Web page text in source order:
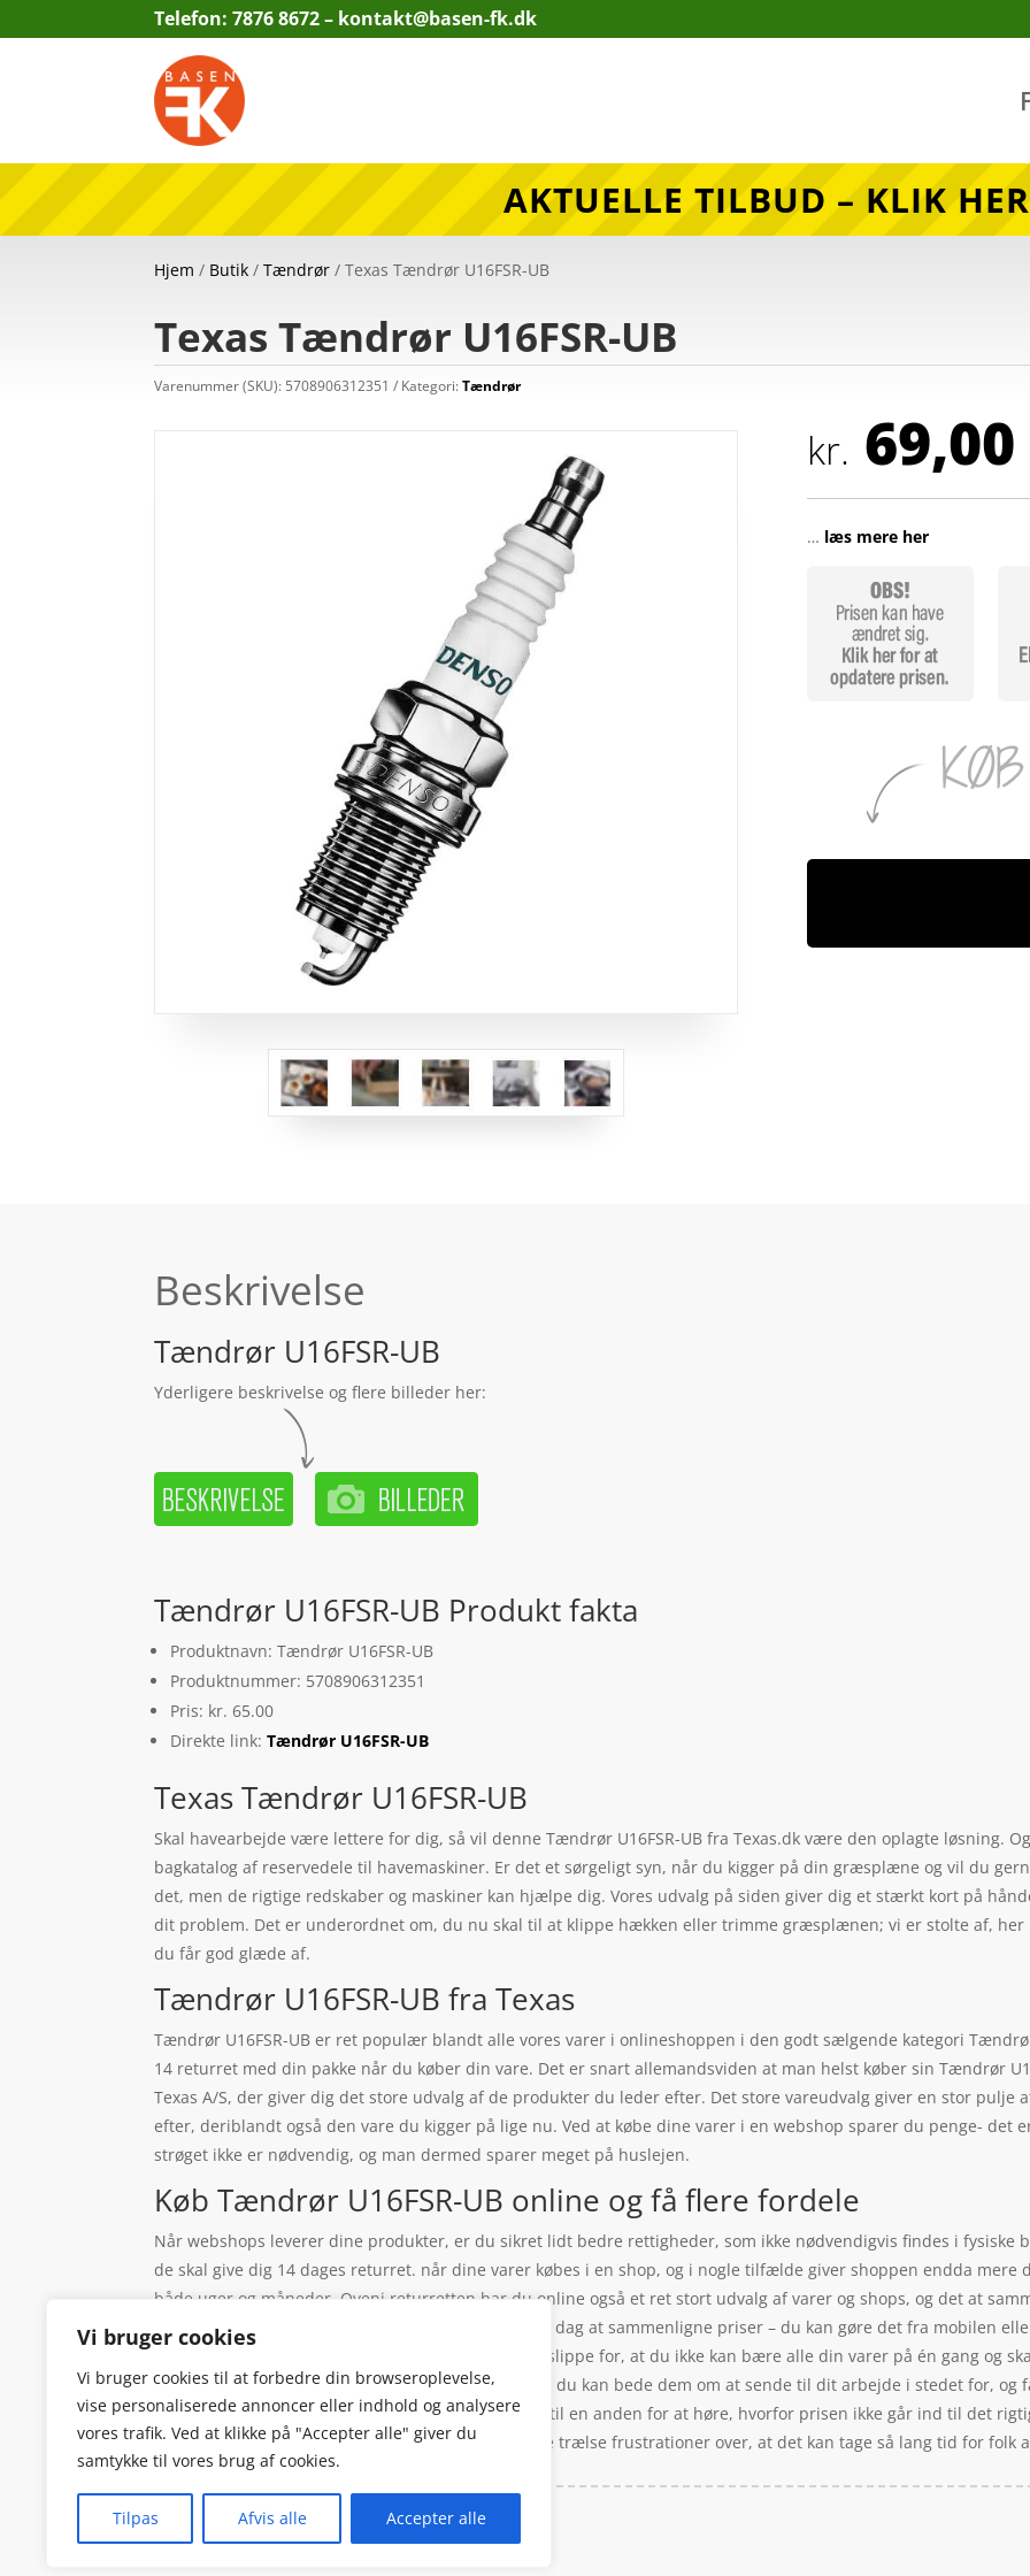
Vi bruger cookies
Vi bruger cookies til at forbedre din browseroplevelse,
vise personaliserede annoncer eller indhold og analysere
vores trafik. Ved at klikke på "Accepter alle" giver du
samtykke til vores brug af cookies.
Tilpas Afvis alle Accepter alle
Telefon: 7876 8672 – kontakt@basen-fk.dk
AKTUELLE TILBUD – KLIK
Hjem / Butik /Tændrør / Texas Tændrør U16FSR-UB
Texas Tændrør U16FSR-UB
Varenummer (SKU): 5708906312351 Kategori:Tændrør
kr. 69,00
… læs mere her
Beskrivelse
Tændrør U16FSR-UB
Yderligere beskrivelse og flere billeder her:
Tændrør U16FSR-UB Produkt fakta
Produktnavn: Tændrør U16FSR-UB
Produktnummer: 5708906312351
Pris: kr. 65.00
Direkte link:Tændrør U16FSR-UB
Texas Tændrør U16FSR-UB
Skal havearbejde være lettere for dig, så vil denne Tændrør U16FSR-UB fra Texas.dk være den oplagte løsning.
bagkatalog af reservedele til havemaskiner. Er det et sørgeligt syn, når du kigger på din græsplæne og vil du
det, men de rigtige redskaber og maskiner kan hjælpe dig. Vores udvalg på siden giver dig et stærkt kort på
dit problem. Det er underordnet om, du nu skal til at klippe hækken eller trimme græsplænen; vi er stolte af,
du får god glæde af.
Tændrør U16FSR-UB fra Texas
Tændrør U16FSR-UB er ret populær blandt alle vores varer i onlineshoppen i den godt sælgende kategori
14 returret med din pakke når du køber din vare. Det er snart allemandsviden at man helst køber sin Tændrør
Texas A/S, der giver dig det store udvalg af de produkter du leder efter. Det store vareudvalg giver en stor pulje
efter, deriblandt også den vare du kigger på lige nu. Ved at købe dine varer i en webshop sparer du penge- det
strøget ikke er nødvendig, og man dermed sparer meget på huslejen.
Køb Tændrør U16FSR-UB online og få flere fordele
Når webshops leverer dine produkter, er du sikret lidt bedre rettigheder, som ikke nødvendigvis findes i fysiske
de skal give dig 14 dages returret. når dine varer købes i en shop, og i nogle tilfælde giver shoppen endda
både uger og måneder. Oveni returretten har du online også et ret stort udvalg af varer og shops, og det at
webshops der er på det danske marked. Det er let i dag at sammenligne priser – du kan gøre det fra mobilen
helt stort fordel ved købe produkterne online er at slippe for, at du ikke kan bære alle din varer på én gang og
Shoppen sender din produkter til din adresse, eller du kan bede dem om at sende til dit arbejde i stedet for, og
alt om at stå i kø, hvor ekspedienten lige skal ringe til en anden for at høre, hvorfor prisen ikke går ind til det
dårlig køkultur og vrissende mennesker, så ungå de trælse frustrationer over, at det kan tage så lang tid for folk